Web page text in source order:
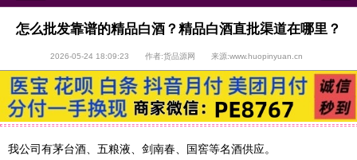
怎么批发靠谱的精品白酒？精品白酒直批渠道在哪里？
2026-05-24 18:09:23 作者:货品源网 来源:www.huopinyuan.cn
我公司有茅台酒、五粮液、剑南春、国窖等名酒供应。